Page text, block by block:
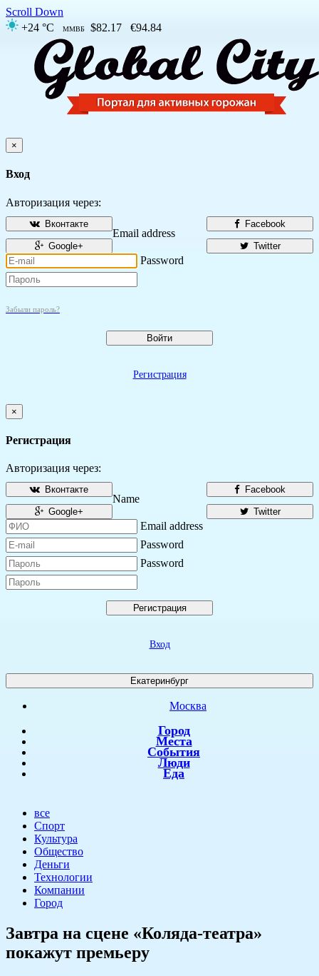
Scroll Down
+24 °C
ММВБ $82.17 €94.84
×
Вход
Авторизация через:
Facebook
Вконтакте
Twitter
Google+
Email address
Password
Забыли пароль?
Войти
Регистрация
×
Регистрация
Авторизация через:
Facebook
Вконтакте
Twitter
Google+
Name
Email address
Password
Password
Регистрация
Вход
Екатеринбург
Москва
Город
Места
События
Люди
Еда
все
Спорт
Культура
Общество
Деньги
Технологии
Компании
Город
​Завтра на сцене «Коляда-театра»
покажут премьеру